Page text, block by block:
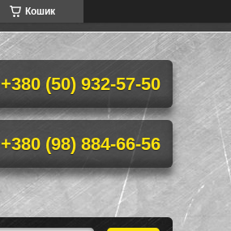
Кошик
+380 (50) 932-57-50
+380 (98) 884-66-56